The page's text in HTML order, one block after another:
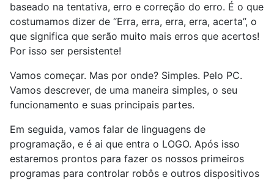
baseado na tentativa, erro e correção do erro. É o que
costumamos dizer de “Erra, erra, erra, erra, acerta”, o
que significa que serão muito mais erros que acertos!
Por isso ser persistente!
Vamos começar. Mas por onde? Simples. Pelo PC.
Vamos descrever, de uma maneira simples, o seu
funcionamento e suas principais partes.
Em seguida, vamos falar de linguagens de
programação, e é ai que entra o LOGO. Após isso
estaremos prontos para fazer os nossos primeiros
programas para controlar robôs e outros dispositivos